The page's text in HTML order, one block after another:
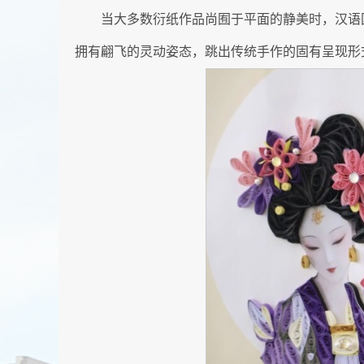
当大多数衍纸作品尚囿于平面的静美时，汉
拥有翩飞的灵动姿态，跳出传统手作的固有呈现